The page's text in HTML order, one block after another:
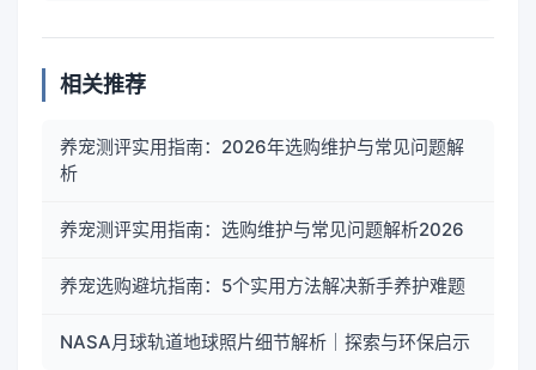
相关推荐
养宠测评实用指南：2026年选购维护与常见问题解
析
养宠测评实用指南：选购维护与常见问题解析2026
养宠选购避坑指南：5个实用方法解决新手养护难题
NASA月球轨道地球照片细节解析｜探索与环保启示